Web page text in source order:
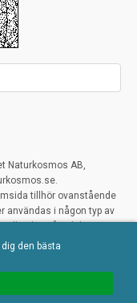
den bästa
Naturkosmos AB,
tillhör ovanstående
användas i någon typ av
råvaror